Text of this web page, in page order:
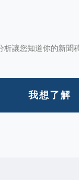
讓您知道你的新聞
我想了解